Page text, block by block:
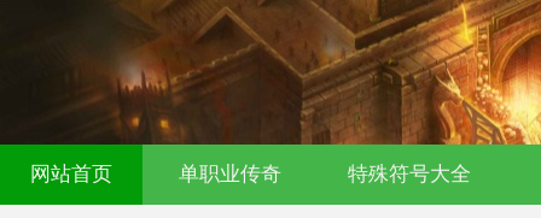
网站首页 单职业传奇 特殊符号大全